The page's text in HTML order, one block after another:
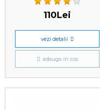
110Lei
vezi detalii
adauga in cos